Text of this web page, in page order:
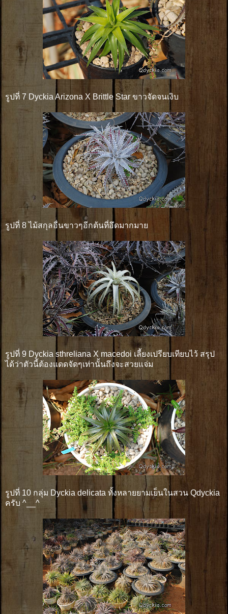
รูปที่ 7 Dyckia Arizona X Brittle Star ขาวจัดจนเงิบ
รูปที่ 8 ไม้สกุลอื่นขาวๆอีกต้นที่อึดมากมาย
รูปที่ 9 Dyckia sthreliana X macedoi เลี้ยงเปรียบเทียบไว้ สรุป
ได้ว่าตัวนี้ต้องแดดจัดๆเท่านั้นถึงจะสวยแจ่ม
รูปที่ 10 กลุ่ม Dyckia delicata ทั้งหลายยามเย็นในสวน Qdyckia
ครับ ^__^